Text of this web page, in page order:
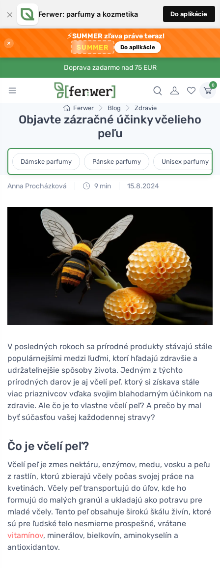
× Ferwer: parfumy a kozmetika Do aplikácie
×
⚡SUMMER zľava práve teraz!
SUMMER Do aplikácie
Doprava zadarmo nad 75 EUR
0
Ferwer Blog Zdravie
Objavte zázračné účinky včelieho
peľu
Dámske parfumy Pánske parfumy Unisex parfumy
Anna Procházková 9 min 15.8.2024
V posledných rokoch sa prírodné produkty stávajú stále
populárnejšími medzi ľuďmi, ktorí hľadajú zdravšie a
udržateľnejšie spôsoby života. Jedným z týchto
prírodných darov je aj včelí peľ, ktorý si získava stále
viac priaznivcov vďaka svojim blahodarným účinkom na
zdravie. Ale čo je to vlastne včelí peľ? A prečo by mal
byť súčasťou vašej každodennej stravy?
Čo je včelí peľ?
Včelí peľ je zmes nektáru, enzýmov, medu, vosku a peľu
z rastlín, ktorú zbierajú včely počas svojej práce na
kvetinách. Včely peľ transportujú do úľov, kde ho
formujú do malých granúl a ukladajú ako potravu pre
mladé včely. Tento peľ obsahuje širokú škálu živín, ktoré
sú pre ľudské telo nesmierne prospešné, vrátane
vitamínov, minerálov, bielkovín, aminokyselín a
antioxidantov.